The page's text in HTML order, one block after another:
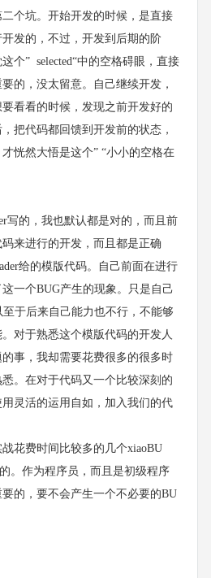
个坑。开始开发的时候，是直接
发的，不过，开发到后期的阶
个” selected“中的空格碍眼，直接
的，没太留意。自己继续开发，
看看的时候，发现之前开发好的
把代码都回馈到开发前的状态，
恍然大悟是这个” “小小的空格在
的，我也默认都是对的，而且前
来进行的开发，而且都是正确
给的模版代码。自己前面在进行
一个BUG产生的现象。只是自己
于后来自己能力也不行，不能够
对于熟悉这个模版代码的开发人
事，我却需要花费很多的很多时
。在对于代码又一个比较深刻的
灵活的运用自如，加入我们的代
费时间比较多的几个xiaoBU
。作为程序员，而且是初级程序
的，要不会产生一个不必要的BU